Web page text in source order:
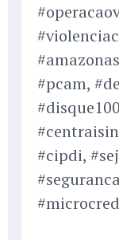
#pcam,
#cipdi,